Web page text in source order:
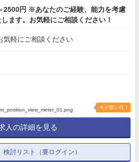
2500円 ※あなたのご経験、能力を考慮
ます。お気軽にご相談ください！
気軽にご相談ください
今が狙い目！
人の詳細を見る
検討リスト（要ログイン）